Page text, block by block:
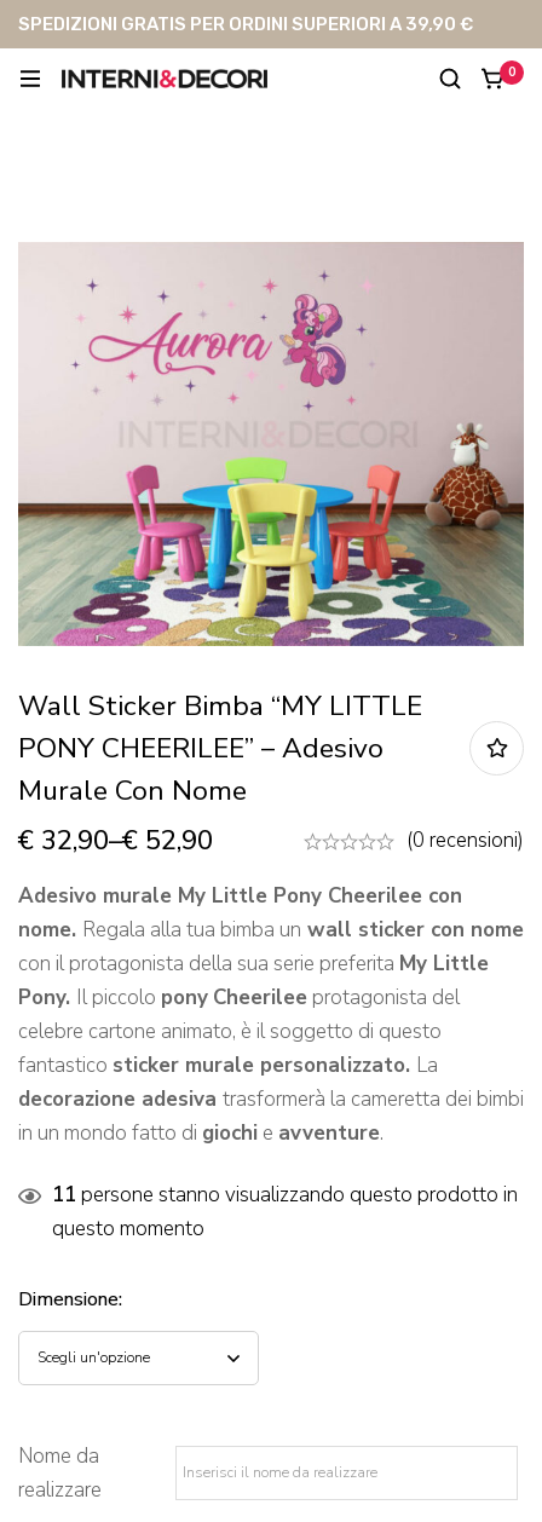
SPEDIZIONI GRATIS PER ORDINI SUPERIORI A 39,90 €
0
Wall Sticker Bimba “MY LITTLE
PONY CHEERILEE” – Adesivo
Murale Con Nome
€ 32,90–€ 52,90
(0 recensioni)
Adesivo murale My Little Pony Cheerilee con
nome. Regala alla tua bimba un wall sticker con nome
con il protagonista della sua serie preferita My Little
Pony. Il piccolo pony Cheerilee protagonista del
celebre cartone animato, è il soggetto di questo
fantastico sticker murale personalizzato. La
decorazione adesiva trasformerà la cameretta dei bimbi
in un mondo fatto di giochi e avventure.
11 persone stanno visualizzando questo prodotto in
questo momento
Dimensione:
Nome da
realizzare